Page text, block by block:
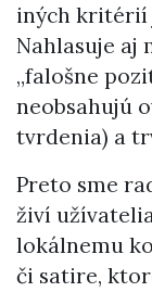
iných kritérií
Nahlasuje aj
„falošne
neobsahujú
tvrdenia) a
Preto sme
živí
lokálnemu
či satire,